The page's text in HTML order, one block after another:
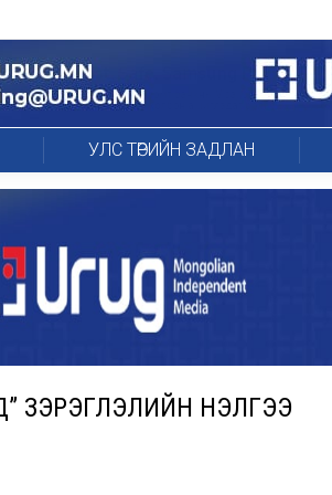
УЛС ТӨРИЙН ЗАДЛАН
ЗЭРЭГЛЭЛИЙН ҮНЭЛГЭЭ